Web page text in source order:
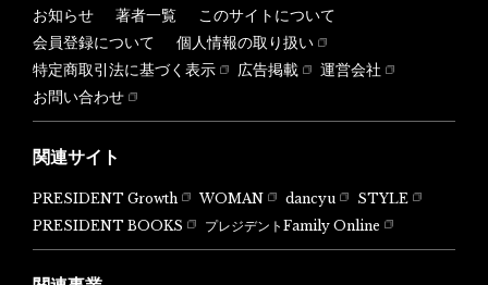
お知らせ 著者一覧
このサイトについて
会員登録について
個人情報の取り扱い
特定商取引法に基づく表示
広告掲載
運営会社
お問い合わせ
関連サイト
PRESIDENT Growth WOMAN dancyu
STYLE
PRESIDENT BOOKS
プレジデントFamily Online